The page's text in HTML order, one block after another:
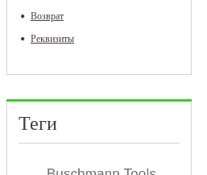
Возврат
Реквизиты
Теги